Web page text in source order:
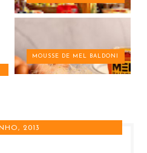
MOUSSE DE MEL BALDONI
2013